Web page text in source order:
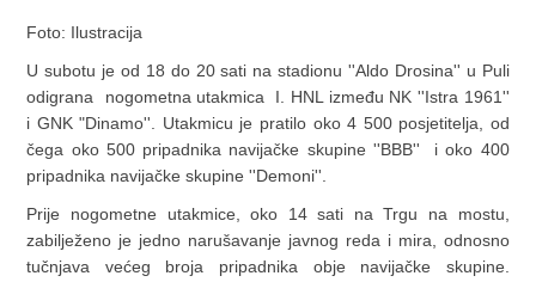
Foto: Ilustracija
U subotu je od 18 do 20 sati na stadionu ''Aldo Drosina'' u Puli
odigrana nogometna utakmica I. HNL između NK ''Istra 1961''
i GNK "Dinamo''. Utakmicu je pratilo oko 4 500 posjetitelja, od
čega oko 500 pripadnika navijačke skupine ''BBB'' i oko 400
pripadnika navijačke skupine ''Demoni''.
Prije nogometne utakmice, oko 14 sati na Trgu na mostu,
zabilježeno je jedno narušavanje javnog reda i mira, odnosno
tučnjava većeg broja pripadnika obje navijačke skupine.